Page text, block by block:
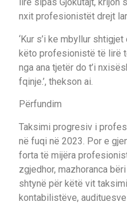
lirë sipas Gjokutajt,
nxit profesionistët drejt
‘Kur s’i ke mbyllur
këto profesionistë të lirë
nga ana tjetër do t’i
fqinje.’, thekson ai.
Përfundim
Taksimi progresiv i
në fuqi në 2023. Por e
forta të mijëra
zgjedhor, mazhoranca
shtynë për këtë vit
kontabilistëve,